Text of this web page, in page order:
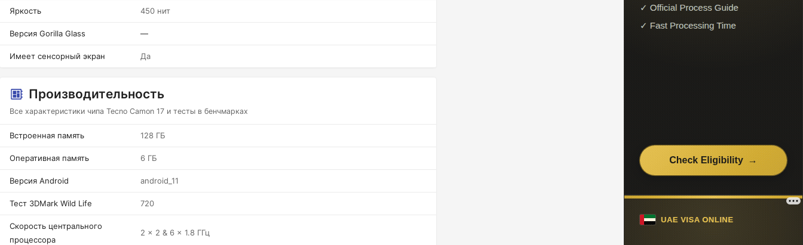
Яркость 450 нит
Версия Gorilla Glass —
Имеет сенсорный экран Да
Производительность
Все характеристики чипа Tecno Camon 17 и тесты в бенчмарках
Встроенная память 128 ГБ
Оперативная память 6 ГБ
Версия Android android_11
Тест 3DMark Wild Life 720
Скорость центрального
процессора
2 x 2 & 6 x 1.8 ГГц